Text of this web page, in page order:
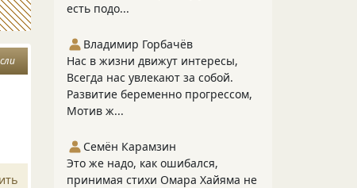
есть подо...
Владимир Горбачёв
Нас в жизни движут интересы,
Всегда нас увлекают за собой.
Развитие беременно прогрессом,
Мотив ж...
Семён Карамзин
Это же надо, как ошибался,
принимая стихи Омара Хайяма не